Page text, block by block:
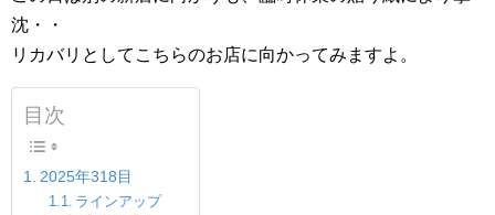
沈・・
リカバリとしてこちらのお店に向かってみますよ。
目次
2025年318目
ラインアップ